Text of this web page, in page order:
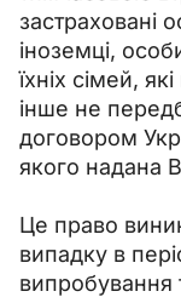
застраховані
іноземці,
їхніх сімей,
інше не
договором
якого надана
Це право
випадку в
випробування